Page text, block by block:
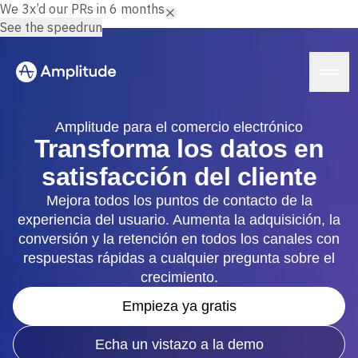
Plataforma
IA
Amplitude AI
Agentes de IA
AI Feedback
Amplitude MCP
Análisis de agentes
Análisis de marketing
Soluciones
Sector
Servicios financieros
Amplitude para el comercio electrónico
Transforma los datos en
satisfacción del cliente
Mejora todos los puntos de contacto de la
experiencia del usuario. Aumenta la adquisición, la
conversión y la retención en todos los canales con
respuestas rápidas a cualquier pregunta sobre el
crecimiento.
Empieza ya gratis
Echa un vistazo a la demo
We 3x’d our PRs in 6 months.
See the speedrun